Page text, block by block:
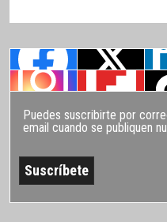
Puedes suscribirte por
email cuando se publiquen